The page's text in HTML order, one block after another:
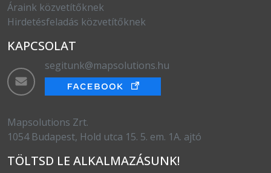
Áraink közvetítőknek
Hirdetésfeladás közvetítőknek
KAPCSOLAT
segitunk@mapsolutions.hu
Mapsolutions Zrt.
1054 Budapest, Hold utca 15. 5. em. 1A. ajtó
TÖLTSD LE ALKALMAZÁSUNK!